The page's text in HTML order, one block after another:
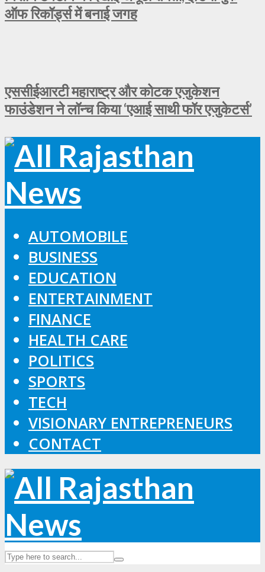
ऑफ रिकॉर्ड्स में बनाई जगह
एससीईआरटी महाराष्ट्र और कोटक एजुकेशन
फाउंडेशन ने लॉन्च किया ‘एआई साथी फॉर एजुकेटर्स’
AUTOMOBILE
BUSINESS
EDUCATION
ENTERTAINMENT
FINANCE
HEALTH CARE
POLITICS
SPORTS
TECH
VISIONARY ENTREPRENEURS
CONTACT